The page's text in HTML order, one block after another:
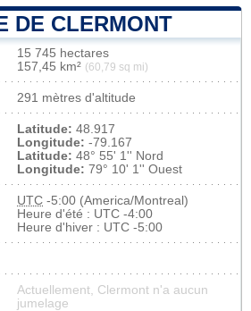
DE CLERMONT
15 745 hectares
157,45 km² (60,79 sq mi)
291 mètres d'altitude
Latitude: 48.917
Longitude: -79.167
Latitude: 48° 55' 1'' Nord
Longitude: 79° 10' 1'' Ouest
UTC -5:00 (America/Montreal)
Heure d'été : UTC -4:00
Heure d'hiver : UTC -5:00
Actuellement, Clermont n'a aucun
jumelage